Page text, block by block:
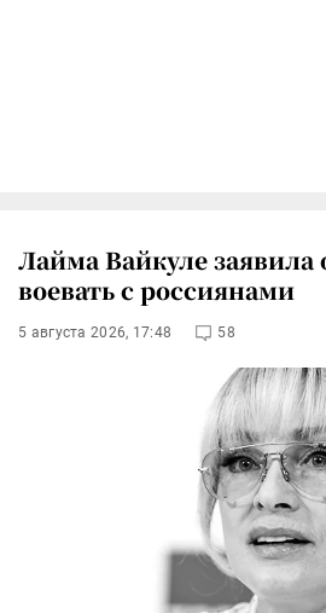
Лайма Вайкуле заявила
воевать с россиянами
5 августа 2026, 17:48 58